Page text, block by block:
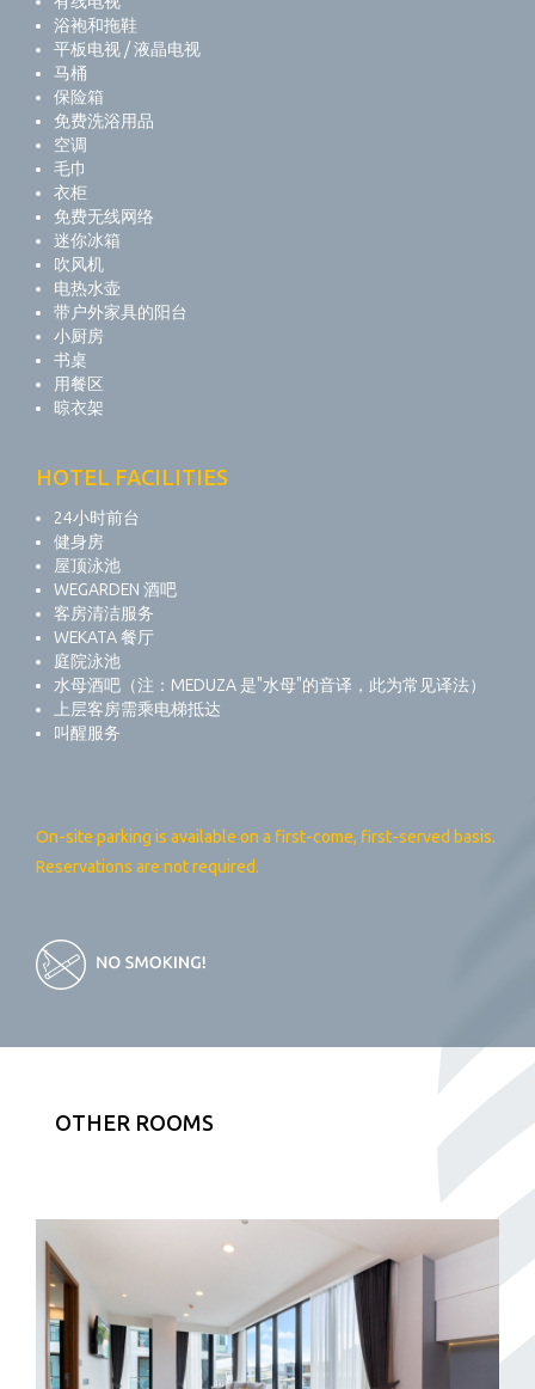
浴袍和拖鞋
平板电视 / 液晶电视
马桶
保险箱
免费洗浴用品
空调
毛巾
衣柜
免费无线网络
迷你冰箱
吹风机
电热水壶
带户外家具的阳台
小厨房
书桌
用餐区
晾衣架
HOTEL FACILITIES
24小时前台
健身房
屋顶泳池
WEGARDEN 酒吧
客房清洁服务
WEKATA 餐厅
庭院泳池
水母酒吧（注：MEDUZA 是"水母"的音译，此为常见译法）
上层客房需乘电梯抵达
叫醒服务
On-site parking is available on a first-come, first-served basis.
Reservations are not required.
OTHER ROOMS